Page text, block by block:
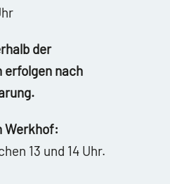
der
erfolgen nach
Werkhof:
13 und 14 Uhr.